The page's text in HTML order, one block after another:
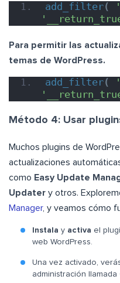
add_filter(
Para permitir las
temas de WordPress.
add_filter(
Método 4: Usar
Muchos plugins de
actualizaciones
como Easy Update
Updater y otros.
Manager, y veamos cómo
Instala y activa el
web WordPress.
Una vez activado,
administración llamada